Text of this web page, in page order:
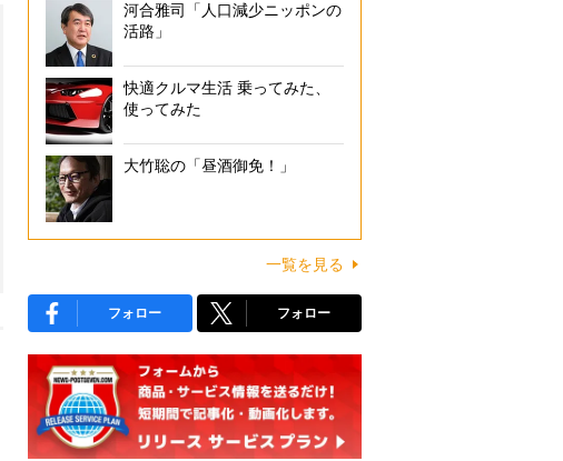
河合雅司「人口減少ニッポンの
活路」
快適クルマ生活 乗ってみた、
使ってみた
大竹聡の「昼酒御免！」
一覧を見る
フォロー フォロー